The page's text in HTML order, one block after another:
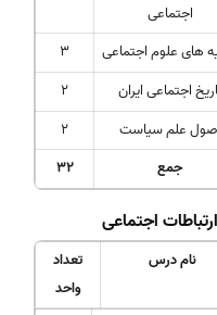
اجتماعی
های علوم اجتماعی
3
اجتماعی ایران
2
علم سیاست
2
جمع 32
اجتماعی
نام درس
تعداد
واحد